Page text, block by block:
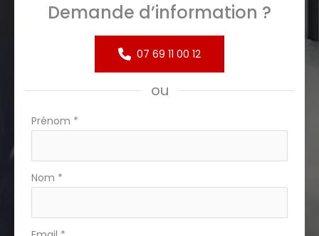
Demande d’information ?
07 69 11 00 12
ou
Formulaire
avec
téléphone
Prénom *
Nom *